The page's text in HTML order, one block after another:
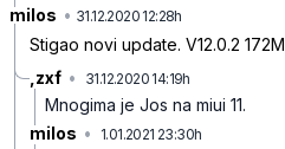
milos • 31.12.2020 12:28h
Stigao novi update. V12.0.2 172M
,zxf • 31.12.2020 14:19h
Mnogima je Jos na miui 11.
milos • 1.01.2021 23:30h